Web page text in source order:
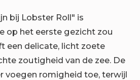
bij Lobster Roll" is
op het eerste gezicht zou
een delicate, licht zoete
zoutigheid van de zee. De
voegen romigheid toe, terwijl